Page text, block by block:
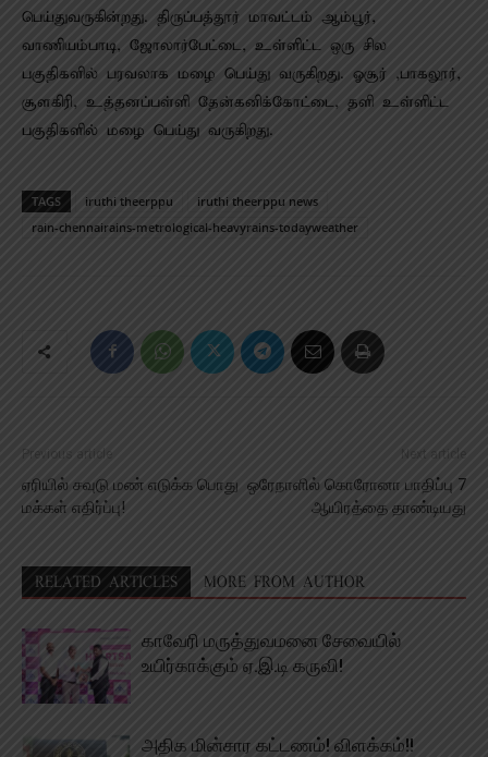
பெய்துவருகின்றது. திருப்பத்தூர் மாவட்டம் ஆம்பூர்,
வாணியம்பாடி, ஜோலார்பேட்டை, உள்ளிட்ட ஒரு சில
பகுதிகளில் பரவலாக மழை பெய்து வருகிறது. ஓசூர் ,பாகலூர்,
சூளகிரி, உத்தனப்பள்ளி தேன்கனிக்கோட்டை, தளி உள்ளிட்ட
பகுதிகளில் மழை பெய்து வருகிறது.
TAGS iruthi theerppu
iruthi theerppu news
rain-chennairains-metrological-heavyrains-todayweather
Previous article
ஏரியில் சவுடு மண் எடுக்க பொது
மக்கள் எதிர்ப்பு!
Next article
ஒரேநாளில் கொரோனா பாதிப்பு 7
ஆயிரத்தை தாண்டியது
RELATED ARTICLES MORE FROM AUTHOR
காவேரி மருத்துவமனை சேவையில்
உயிர்காக்கும் ஏ.இ.டி கருவி!
அதிக மின்சார கட்டணம்! விளக்கம்!!